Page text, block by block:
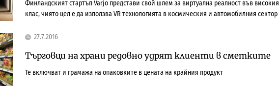
Финландският стартъп Varjo представи свой шлем за виртуална реалност във високия
клас, чиято цел е да използва VR технологията в космическия и автомобилния сектор
27.7.2016
Търговци на храни редовно удрят клиенти в сметките
Те включват и грамажа на опаковките в цената на крайния продукт